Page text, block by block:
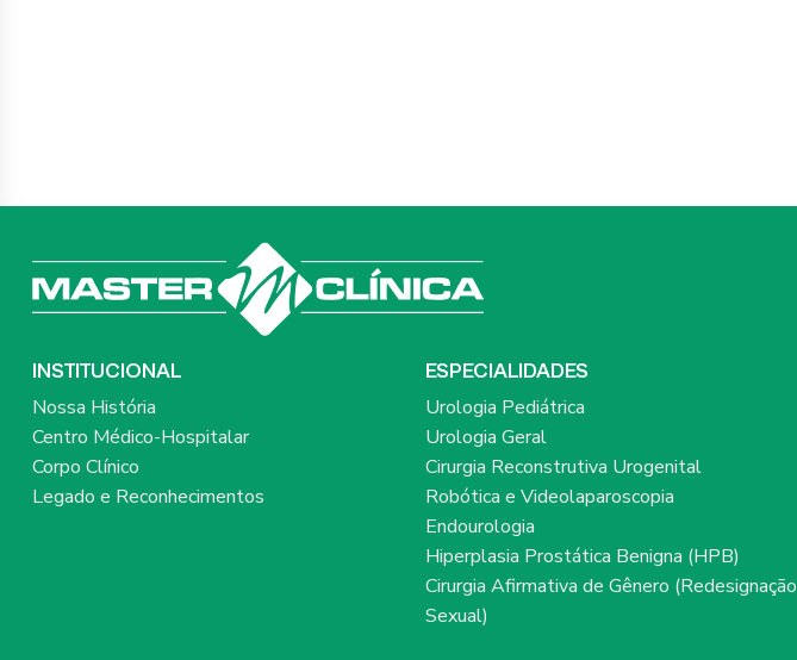
INSTITUCIONAL
Nossa História
Centro Médico-Hospitalar
Corpo Clínico
Legado e Reconhecimentos
ESPECIALIDADES
Urologia Pediátrica
Urologia Geral
Cirurgia Reconstrutiva Urogenital
Robótica e Videolaparoscopia
Endourologia
Hiperplasia Prostática Benigna (HPB)
Cirurgia Afirmativa de Gênero (Redesignação
Sexual)